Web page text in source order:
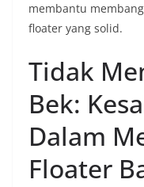
membantu
floater yang solid.
Tidak
Bek:
Dalam
Floater